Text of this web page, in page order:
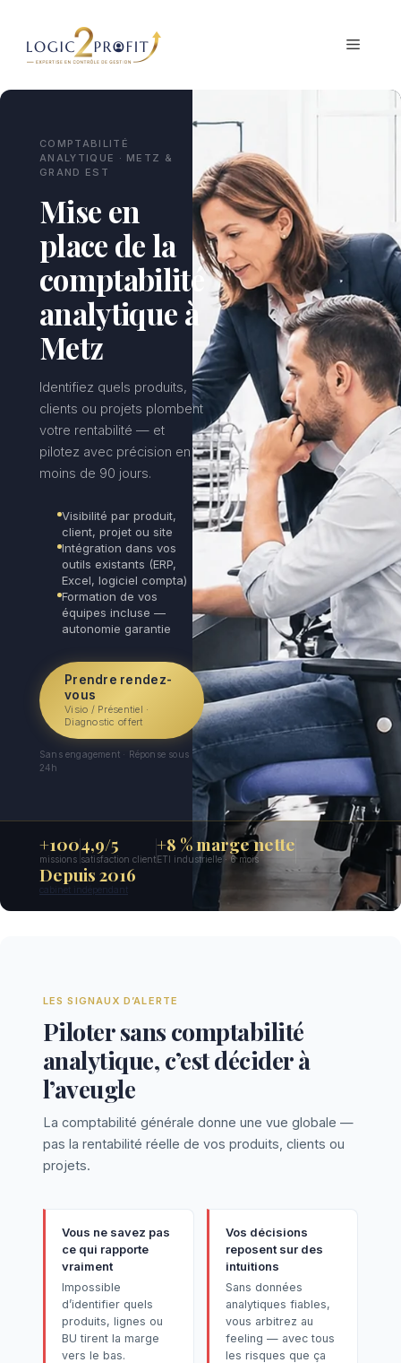
contenu
MENU
COMPTABILITÉ
ANALYTIQUE · METZ &
GRAND EST
Mise en
place de la
comptabilité
analytique à
Metz
Identifiez quels produits,
clients ou projets plombent
votre rentabilité — et
pilotez avec précision en
moins de 90 jours.
Visibilité par produit,
client, projet ou site
Intégration dans vos
outils existants (ERP,
Excel, logiciel compta)
Formation de vos
équipes incluse —
autonomie garantie
Prendre rendez-
vous
Visio / Présentiel ·
Diagnostic offert
Sans engagement · Réponse sous
24h
+100
missions
4,9/5
satisfaction client
+8 % marge nette
ETI industrielle · 6 mois
Depuis 2016
cabinet indépendant
LES SIGNAUX D’ALERTE
Piloter sans comptabilité
analytique, c’est décider à
l’aveugle
La comptabilité générale donne une vue globale —
pas la rentabilité réelle de vos produits, clients ou
projets.
Vous ne savez pas
ce qui rapporte
vraiment
Impossible
d’identifier quels
produits, lignes ou
BU tirent la marge
vers le bas.
Vos décisions
reposent sur des
intuitions
Sans données
analytiques fiables,
vous arbitrez au
feeling — avec tous
les risques que ça